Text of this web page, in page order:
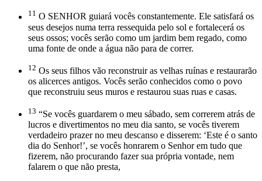
11 O SENHOR guiará vocês constantemente. Ele satisfará os
seus desejos numa terra ressequida pelo sol e fortalecerá os
seus ossos; vocês serão como um jardim bem regado, como
uma fonte de onde a água não para de correr.
12 Os seus filhos vão reconstruir as velhas ruínas e restaurarão
os alicerces antigos. Vocês serão conhecidos como o povo
que reconstruiu seus muros e restaurou suas ruas e casas.
13 “Se vocês guardarem o meu sábado, sem correrem atrás de
lucros e divertimentos no meu dia santo, se vocês tiverem
verdadeiro prazer no meu descanso e disserem: ‘Este é o santo
dia do Senhor!’, se vocês honrarem o Senhor em tudo que
fizerem, não procurando fazer sua própria vontade, nem
falarem o que não presta,